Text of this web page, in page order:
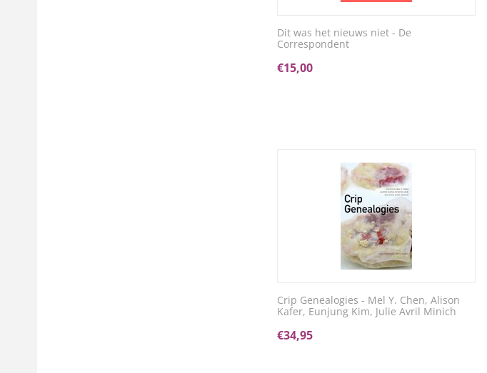
Dit was het nieuws niet - De
Correspondent
€15,00
Crip Genealogies - Mel Y. Chen, Alison
Kafer, Eunjung Kim, Julie Avril Minich
€34,95